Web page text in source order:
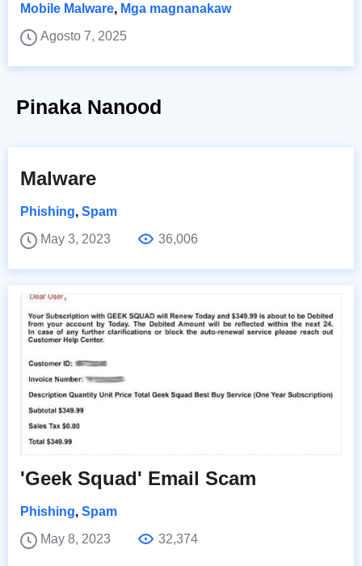
Mobile Malware, Mga magnanakaw
Agosto 7, 2025
Pinaka Nanood
Malware
Phishing, Spam
May 3, 2023
36,006
'Geek Squad' Email Scam
Phishing, Spam
May 8, 2023
32,374